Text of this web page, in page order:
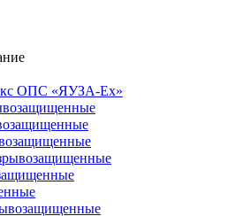
ОПС «ЯУЗА-Ех»